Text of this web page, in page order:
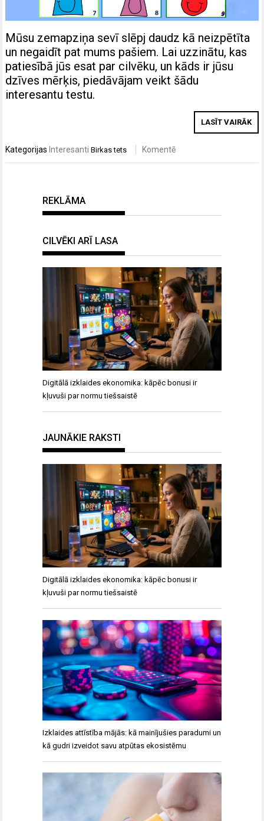
Mūsu zemapziņa sevī slēpj daudz kā neizpētīta
un negaidīt pat mums pašiem. Lai uzzinātu, kas
patiesībā jūs esat par cilvēku, un kāds ir jūsu
dzīves mērķis, piedāvājam veikt šādu
interesantu testu.
LASĪT VAIRĀK
Kategorijas Interesanti Birkastets Komentē
REKLĀMA
CILVĒKI ARĪ LASA
Digitālā izklaides ekonomika: kāpēc bonusi ir
kļuvuši par normu tiešsaistē
JAUNĀKIE RAKSTI
Digitālā izklaides ekonomika: kāpēc bonusi ir
kļuvuši par normu tiešsaistē
Izklaides attīstība mājās: kā mainījušies paradumi un
kā gudri izveidot savu atpūtas ekosistēmu